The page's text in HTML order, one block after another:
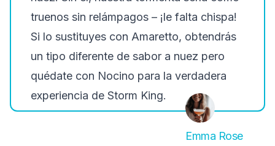
truenos sin relámpagos – ¡le falta chispa!
Si lo sustituyes con Amaretto, obtendrás
un tipo diferente de sabor a nuez pero
quédate con Nocino para la verdadera
experiencia de Storm King.
Emma Rose